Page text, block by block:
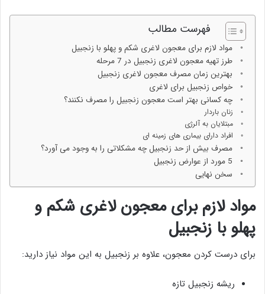
فهرست مطالب
مواد لازم برای معجون لاغری شکم و پهلو با زنجبیل
طرز تهیه معجون لاغری زنجبیل در 7 مرحله
بهترین زمان مصرف معجون لاغری زنجبیل
خواص زنجبیل برای لاغری
چه کسانی بهتر است معجون زنجبیل را مصرف نکنند؟
زنان باردار
مبتلایان به آلرژی
افراد دارای بیماری های زمینه ای
مصرف بیش از حد زنجبیل چه مشکلاتی را به وجود می آورد؟
5 مورد از عوارض زنجبیل
سخن نهایی
مواد لازم برای معجون لاغری شکم و
پهلو با زنجبیل
برای درست کردن معجون، علاوه بر زنجبیل به این مواد نیاز دارید:
ریشه زنجبیل تازه